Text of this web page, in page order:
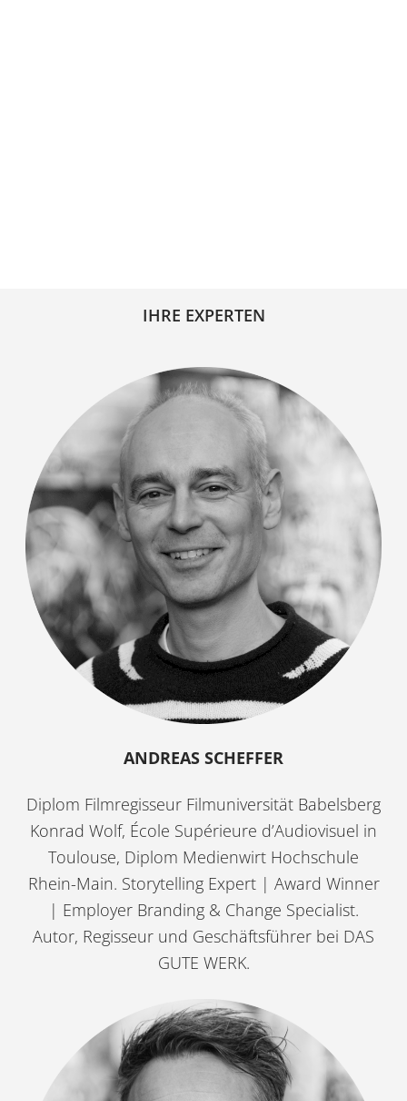
IHRE EXPERTEN
ANDREAS SCHEFFER
Diplom Filmregisseur Filmuniversität Babelsberg
Konrad Wolf, École Supérieure d’Audiovisuel in
Toulouse, Diplom Medienwirt Hochschule
Rhein-Main. Storytelling Expert | Award Winner
| Employer Branding & Change Specialist.
Autor, Regisseur und Geschäftsführer bei DAS
GUTE WERK.